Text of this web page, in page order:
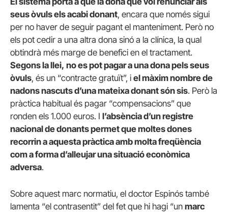
seus òvuls els acabi donant, encara que només sigui
per no haver de seguir pagant el manteniment. Però no
els pot cedir a una altra dona sinó a la clínica, la qual
obtindrà més marge de benefici en el tractament.
Segons la llei, no es pot pagar a una dona pels seus
òvuls, és un “contracte gratuït”, i el màxim nombre de
nadons nascuts d’una mateixa donant són sis. Però la
pràctica habitual és pagar “compensacions” que
ronden els 1.000 euros. I l’absència d’un registre
nacional de donants permet que moltes dones
recorrin a aquesta pràctica amb molta freqüència
com a forma d’alleujar una situació econòmica
adversa.
Sobre aquest marc normatiu, el doctor Espinós també
lamenta “el contrasentit” del fet que hi hagi “un marc